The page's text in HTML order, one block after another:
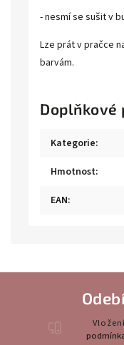
- nesmí se sušit v
Lze prát v pračce
barvám.
Doplňkové
Kategorie:
Hmotnost:
EAN: